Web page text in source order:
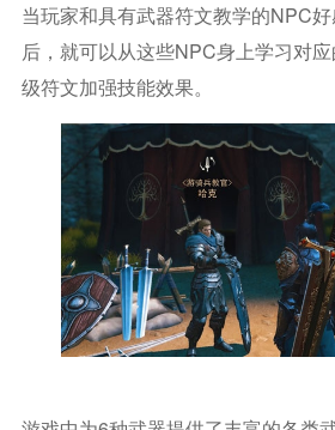
当玩家和具有武器符文教学的NPC
后，就可以从这些NPC身上学习对
级符文加强技能效果。